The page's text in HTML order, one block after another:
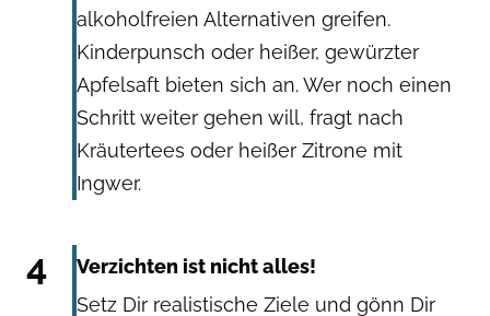
alkoholfreien Alternativen greifen.
Kinderpunsch oder heißer, gewürzter
Apfelsaft bieten sich an. Wer noch einen
Schritt weiter gehen will, fragt nach
Kräutertees oder heißer Zitrone mit
Ingwer.
4
Verzichten ist nicht alles!
Setz Dir realistische Ziele und gönn Dir